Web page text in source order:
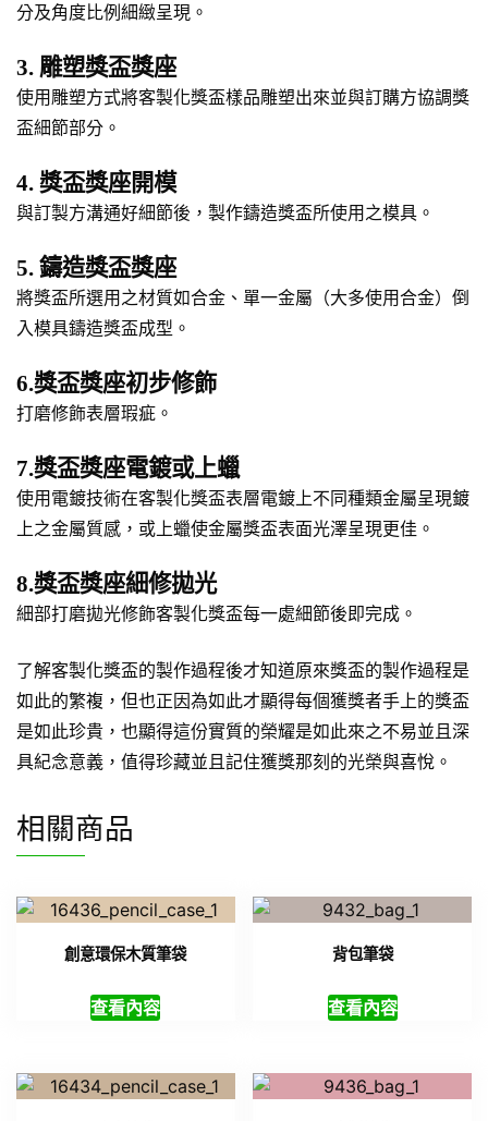
分及角度比例細緻呈現。
3. 雕塑獎盃獎座
使用雕塑方式將客製化獎盃樣品雕塑出來並與訂購方協調獎
盃細節部分。
4. 獎盃獎座開模
與訂製方溝通好細節後，製作鑄造獎盃所使用之模具。
5. 鑄造獎盃獎座
將獎盃所選用之材質如合金、單一金屬（大多使用合金）倒
入模具鑄造獎盃成型。
6.獎盃獎座初步修飾
打磨修飾表層瑕疵。
7.獎盃獎座電鍍或上蠟
使用電鍍技術在客製化獎盃表層電鍍上不同種類金屬呈現鍍
上之金屬質感，或上蠟使金屬獎盃表面光澤呈現更佳。
8.獎盃獎座細修拋光
細部打磨拋光修飾客製化獎盃每一處細節後即完成。
了解客製化獎盃的製作過程後才知道原來獎盃的製作過程是
如此的繁複，但也正因為如此才顯得每個獲獎者手上的獎盃
是如此珍貴，也顯得這份實質的榮耀是如此來之不易並且深
具紀念意義，值得珍藏並且記住獲獎那刻的光榮與喜悅。
相關商品
創意環保木質筆袋
查看內容
背包筆袋
查看內容